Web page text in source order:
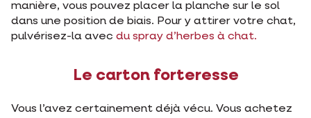
manière, vous pouvez placer la planche sur le sol
dans une position de biais. Pour y attirer votre chat,
pulvérisez-la avec du spray d’herbes à chat.
Le carton forteresse
Vous l’avez certainement déjà vécu. Vous achetez